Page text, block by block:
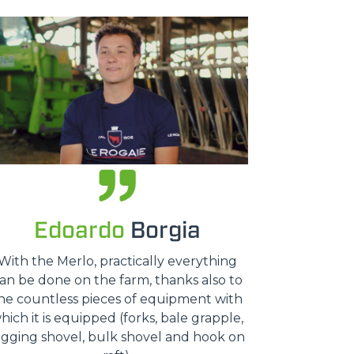
Edoardo Borgia
the Merlo, practically everything
be done on the farm, thanks also to
countless pieces of equipment with
it is equipped (forks, bale grapple,
shovel, bulk shovel and hook on